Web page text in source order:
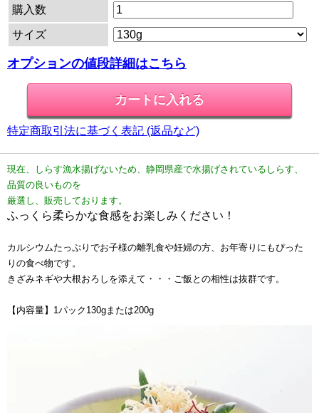
購入数
サイズ
オプションの値段詳細はこちら
特定商取引法に基づく表記 (返品など)
現在、しらす漁水揚げないため、静岡県産で水揚げされているしらす、
品質の良いものを
厳選し、販売しております。
ふっくら柔らかな食感をお楽しみください ！
カルシウムたっぷりでお子様の離乳食や妊婦の方、お年寄りにもぴった
りの食べ物です。
きざみネギや大根おろしを添えて・・・ご飯との相性は抜群です。
【内容量】1パック130gまたは200g